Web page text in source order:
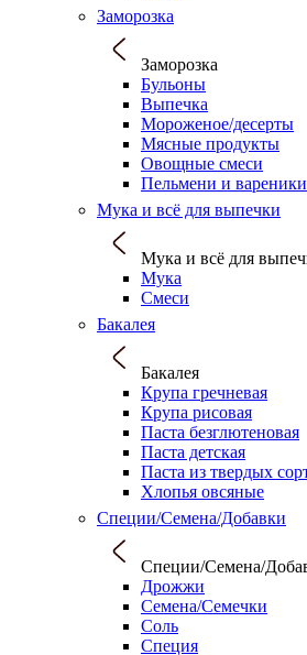
Заморозка
Заморозка
Бульоны
Выпечка
Мороженое/десерты
Мясные продукты
Овощные смеси
Пельмени и вареники
Мука и всё для выпечки
Мука и всё для
Мука
Смеси
Бакалея
Бакалея
Крупа гречневая
Крупа рисовая
Паста безглютеновая
Паста детская
Паста из твердых
Хлопья овсяные
Специи/Семена/Добавки
Специи/Семена/
Дрожжи
Семена/Семечки
Соль
Специя